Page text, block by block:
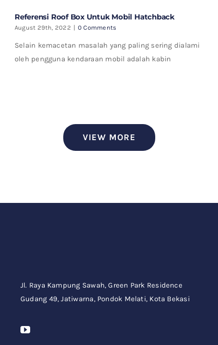
Referensi Roof Box Untuk Mobil Hatchback
August 29th, 2022 | 0 Comments
Selain kemacetan masalah yang paling sering dialami
oleh pengguna kendaraan mobil adalah kabin
VIEW MORE
Jl. Raya Kampung Sawah,Green Park Residence
Gudang 49,Jatiwarna, Pondok Melati, Kota Bekasi